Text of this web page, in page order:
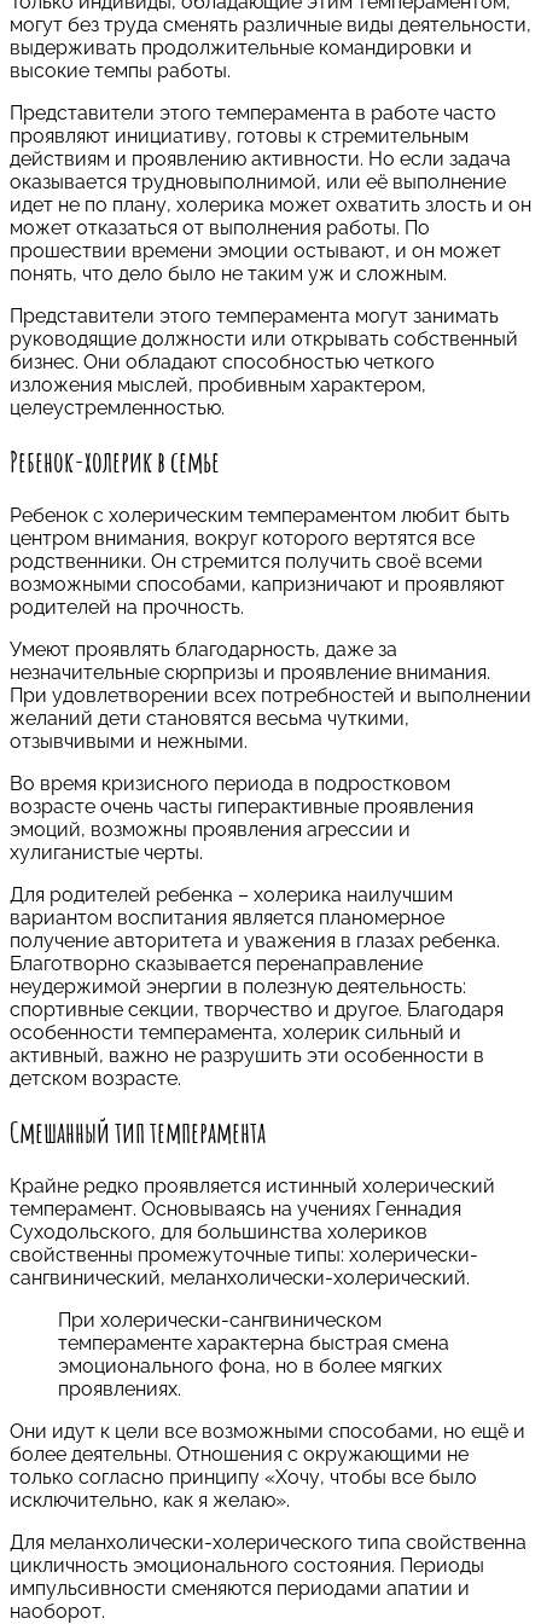
могут без труда сменять различные виды деятельности,
выдерживать продолжительные командировки и
высокие темпы работы.
Представители этого темперамента в работе часто
проявляют инициативу, готовы к стремительным
действиям и проявлению активности. Но если задача
оказывается трудновыполнимой, или её выполнение
идет не по плану, холерика может охватить злость и он
может отказаться от выполнения работы. По
прошествии времени эмоции остывают, и он может
понять, что дело было не таким уж и сложным.
Представители этого темперамента могут занимать
руководящие должности или открывать собственный
бизнес. Они обладают способностью четкого
изложения мыслей, пробивным характером,
целеустремленностью.
Ребенок-холерик в семье
Ребенок с холерическим темпераментом любит быть
центром внимания, вокруг которого вертятся все
родственники. Он стремится получить своё всеми
возможными способами, капризничают и проявляют
родителей на прочность.
Умеют проявлять благодарность, даже за
незначительные сюрпризы и проявление внимания.
При удовлетворении всех потребностей и выполнении
желаний дети становятся весьма чуткими,
отзывчивыми и нежными.
Во время кризисного периода в подростковом
возрасте очень часты гиперактивные проявления
эмоций, возможны проявления агрессии и
хулиганистые черты.
Для родителей ребенка – холерика наилучшим
вариантом воспитания является планомерное
получение авторитета и уважения в глазах ребенка.
Благотворно сказывается перенаправление
неудержимой энергии в полезную деятельность:
спортивные секции, творчество и другое. Благодаря
особенности темперамента, холерик сильный и
активный, важно не разрушить эти особенности в
детском возрасте.
Смешанный тип темперамента
Крайне редко проявляется истинный холерический
темперамент. Основываясь на учениях Геннадия
Суходольского, для большинства холериков
свойственны промежуточные типы: холерически-
сангвинический, меланхолически-холерический.
При холерически-сангвиническом
темпераменте характерна быстрая смена
эмоционального фона, но в более мягких
проявлениях.
Они идут к цели все возможными способами, но ещё и
более деятельны. Отношения с окружающими не
только согласно принципу «Хочу, чтобы все было
исключительно, как я желаю».
Для меланхолически-холерического типа свойственна
цикличность эмоционального состояния. Периоды
импульсивности сменяются периодами апатии и
наоборот.